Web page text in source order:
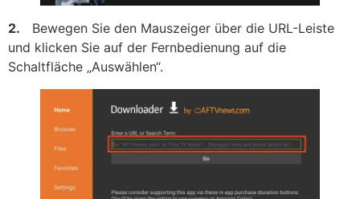
2. Bewegen Sie den Mauszeiger über die URL-Leiste
und klicken Sie auf der Fernbedienung auf die
Schaltfläche „Auswählen“.